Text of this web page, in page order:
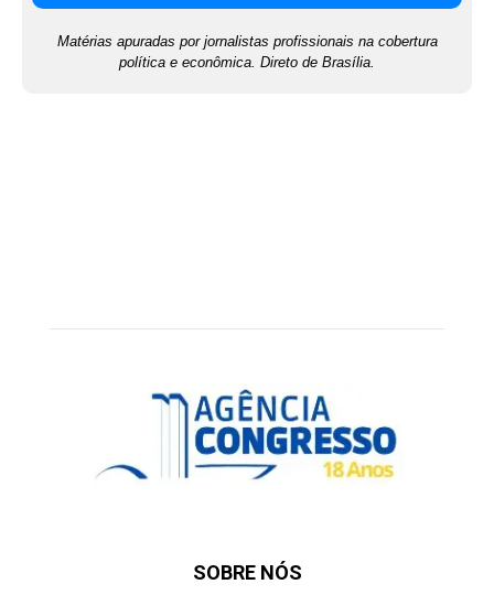
Matérias apuradas por jornalistas profissionais na cobertura
política e econômica. Direto de Brasília.
SOBRE NÓS